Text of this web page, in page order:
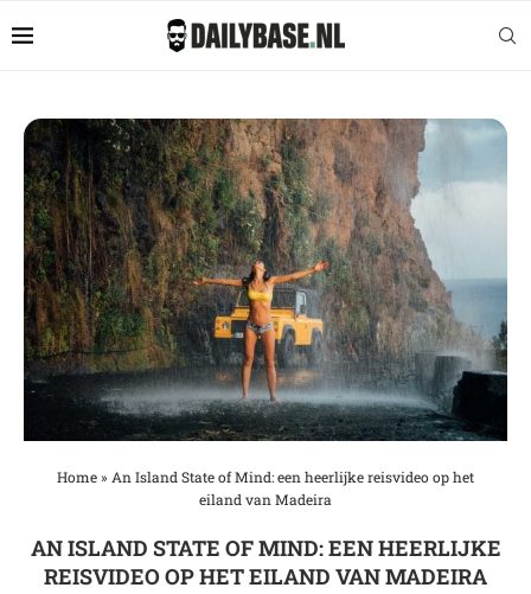
Home» An Island State of Mind: een heerlijke reisvideo op het
eiland van Madeira
AN ISLAND STATE OF MIND: EEN HEERLIJKE
REISVIDEO OP HET EILAND VAN MADEIRA